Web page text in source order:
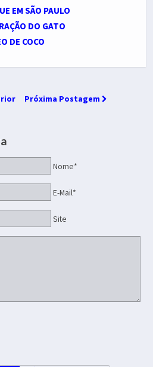
EM SÃO PAULO
DO GATO
DE COCO
Próxima Postagem
Nome*
E-Mail*
Site